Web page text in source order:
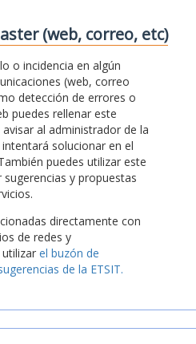
(web, correo, etc)
o incidencia en algún
(web, correo
detección de errores o
puedes rellenar este
al administrador de la
solucionar en el
puedes utilizar este
y propuestas
directamente con
de redes y
el buzón de
de la ETSIT.